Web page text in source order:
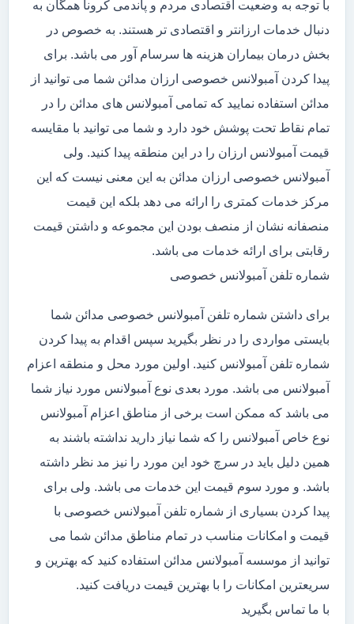
با توجه به وضعیت اقتصادی مردم و پاندمی کرونا همگان به
دنبال خدمات ارزانتر و اقتصادی تر هستند. به خصوص در
بخش درمان بیماران هزینه ها سرسام آور می باشد. برای
پیدا کردن آمبولانس خصوصی ارزان مدائن شما می توانید از
مدائن استفاده نمایید که تمامی آمبولانس های مدائن را در
تمام نقاط تحت پوشش خود دارد و شما می توانید با مقایسه
قیمت آمبولانس ارزان را در این منطقه پیدا کنید. ولی
آمبولانس خصوصی ارزان مدائن به این معنی نیست که این
مرکز خدمات کمتری را ارائه می دهد بلکه این قیمت
منصفانه نشان از منصف بودن این مجموعه و داشتن قیمت
رقابتی برای ارائه خدمات می باشد.
شماره تلفن آمبولانس خصوصی
برای داشتن شماره تلفن آمبولانس خصوصی مدائن شما
بایستی مواردی را در نظر بگیرید سپس اقدام به پیدا کردن
شماره تلفن آمبولانس کنید. اولین مورد محل و منطقه اعزام
آمبولانس می باشد. مورد بعدی نوع آمبولانس مورد نیاز شما
می باشد که ممکن است برخی از مناطق اعزام آمبولانس
نوع خاص آمبولانس را که شما نیاز دارید نداشته باشند به
همین دلیل باید در سرچ خود این مورد را نیز مد نظر داشته
باشد. و مورد سوم قیمت این خدمات می باشد. ولی برای
پیدا کردن بسیاری از شماره تلفن آمبولانس خصوصی با
قیمت و امکانات مناسب در تمام مناطق مدائن شما می
توانید از موسسه آمبولانس مدائن استفاده کنید که بهترین و
سریعترین امکانات را با بهترین قیمت دریافت کنید.
با ما تماس بگیرید